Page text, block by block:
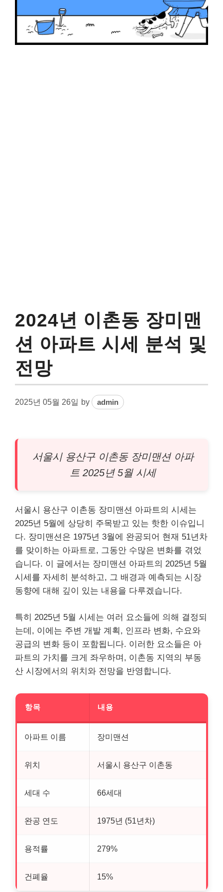
2024년 이촌동 장미맨
션 아파트 시세 분석 및
전망
2025년 05월 26일 by admin
서울시 용산구 이촌동 장미맨션 아파
트 2025년 5월 시세
서울시 용산구 이촌동 장미맨션 아파트의 시세는
2025년 5월에 상당히 주목받고 있는 핫한 이슈입니
다. 장미맨션은 1975년 3월에 완공되어 현재 51년차
를 맞이하는 아파트로, 그동안 수많은 변화를 겪었
습니다. 이 글에서는 장미맨션 아파트의 2025년 5월
시세를 자세히 분석하고, 그 배경과 예측되는 시장
동향에 대해 깊이 있는 내용을 다루겠습니다.
특히 2025년 5월 시세는 여러 요소들에 의해 결정되
는데, 이에는 주변 개발 계획, 인프라 변화, 수요와
공급의 변화 등이 포함됩니다. 이러한 요소들은 아
파트의 가치를 크게 좌우하며, 이촌동 지역의 부동
산 시장에서의 위치와 전망을 반영합니다.
항목 내용
아파트 이름 장미맨션
위치 서울시 용산구 이촌동
세대 수 66세대
완공 연도 1975년 (51년차)
용적률 279%
건폐율 15%